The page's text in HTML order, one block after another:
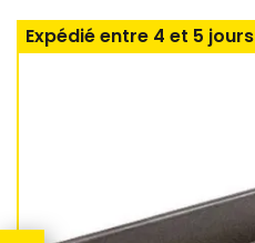
Expédié entre 4 et 5 jours